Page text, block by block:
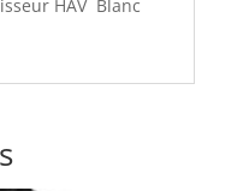
HAV Blanc